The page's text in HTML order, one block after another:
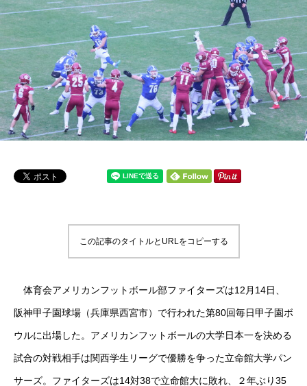
この記事のタイトルとURLをコピーする
体育会アメリカンフットボール部ファイターズは12月14日、
阪神甲子園球場（兵庫県西宮市）で行われた第80回毎日甲子園ボ
ウルに出場した。アメリカンフットボールの大学日本一を決める
試合の対戦相手は関西学生リーグで優勝を争った立命館大学パン
サーズ。ファイターズは14対38で立命館大に敗れ、２年ぶり35